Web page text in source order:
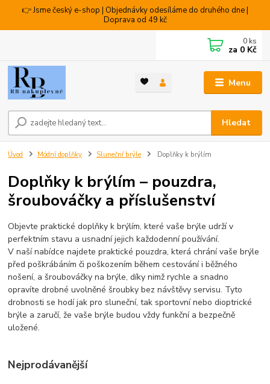
👉 Jsme český e-shop | Objednávky odesíláme do druhého dne |
Doprava od 49 kč
Menu
Hledat
0 ks
za 0 Kč
Úvod Módní doplňky Sluneční brýle Doplňky k brýlím
Doplňky k brýlím – pouzdra,
šroubováčky a příslušenství
Objevte praktické doplňky k brýlím, které vaše brýle udrží v
perfektním stavu a usnadní jejich každodenní používání.
V naší nabídce najdete praktické pouzdra, která chrání vaše brýle
před poškrábáním či poškozením během cestování i běžného
nošení, a šroubováčky na brýle, díky nimž rychle a snadno
opravíte drobné uvolněné šroubky bez návštěvy servisu. Tyto
drobnosti se hodí jak pro sluneční, tak sportovní nebo dioptrické
brýle a zaručí, že vaše brýle budou vždy funkční a bezpečně
uložené.
Nejprodávanější